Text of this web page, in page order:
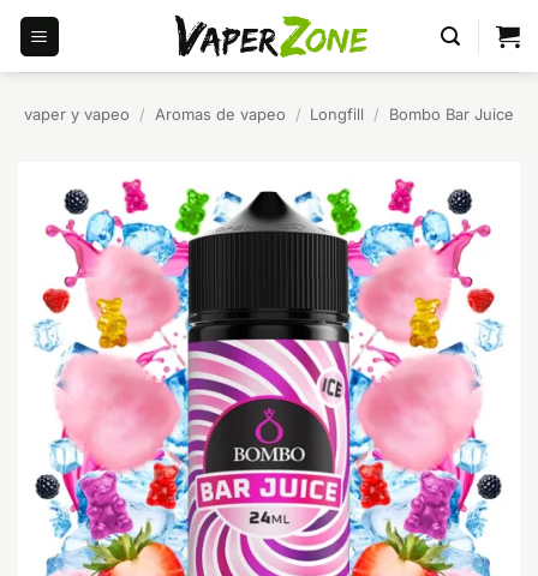
Saltar
contenido
vaper y vapeo / Aromas de vapeo / Longfill / Bombo Bar Juice